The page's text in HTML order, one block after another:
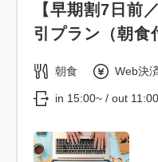
【早期割7日前
引プラン（朝食
朝食 Web決
in 15:00~ / out